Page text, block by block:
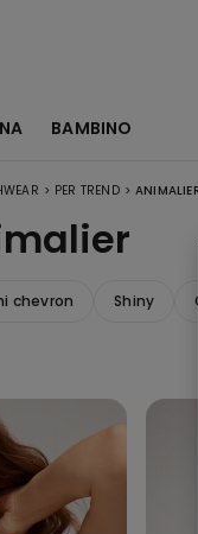
BAMBINO
> PER TREND >
chevron Shiny